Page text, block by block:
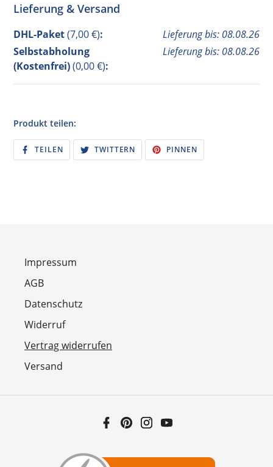
Lieferung & Versand
DHL-Paket(7,00 €):
Lieferung bis: 08.08.26
Selbstabholung
(Kostenfrei)(0,00 €):
Lieferung bis: 08.08.26
Produkt teilen:
TEILENAUF
FACEBOOK
TEILEN
TWITTERN
TWITTER
TWITTERN
PINNEN
PINNEN
Impressum
AGB
Datenschutz
Widerruf
Vertrag widerrufen
Versand
FacebookPinterestInstagram